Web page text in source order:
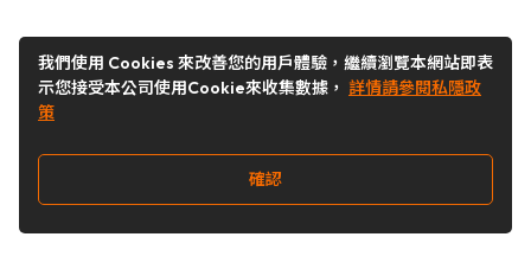
我們使用 Cookies 來改善您的用戶體驗，繼續瀏覽本網站即表
示您接受本公司使用Cookie來收集數據， 詳情請參閱私隱政
策
確認